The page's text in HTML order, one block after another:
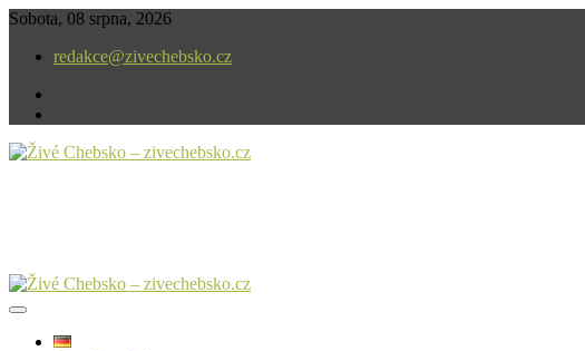
Skip
content
Sobota, 08 srpna, 2026
redakce@zivechebsko.cz